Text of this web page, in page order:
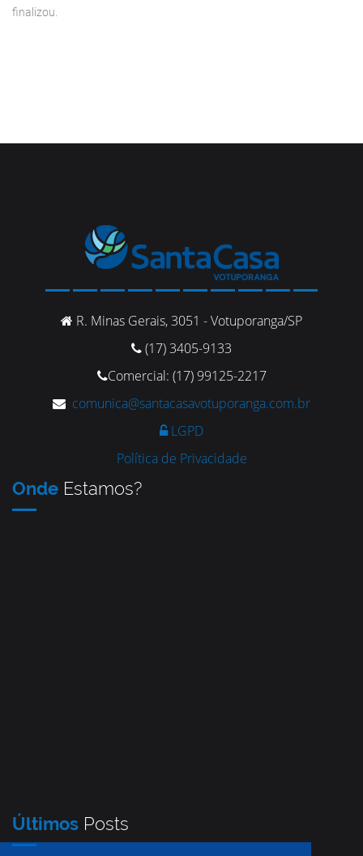
finalizou.
R. Minas Gerais, 3051 - Votuporanga/SP
(17) 3405-9133
Comercial: (17) 99125-2217
comunica@santacasavotuporanga.com.br
LGPD
Política de Privacidade
Onde Estamos?
Últimos Posts